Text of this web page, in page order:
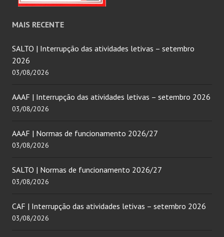
MAIS RECENTE
SALTO | Interrupção das atividades letivas – setembro
2026
03/08/2026
AAAF | Interrupção das atividades letivas – setembro 2026
03/08/2026
AAAF | Normas de funcionamento 2026/27
03/08/2026
SALTO | Normas de funcionamento 2026/27
03/08/2026
CAF | Interrupção das atividades letivas – setembro 2026
03/08/2026